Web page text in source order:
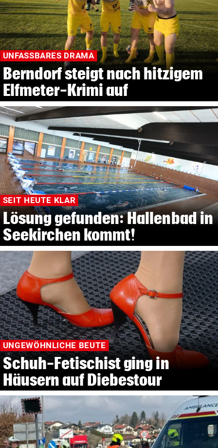
UNFASSBARES DRAMA
Berndorf steigt nach hitzigem
Elfmeter-Krimi auf
SEIT HEUTE KLAR
Lösung gefunden: Hallenbad in
Seekirchen kommt!
UNGEWÖHNLICHE BEUTE
Schuh-Fetischist ging in
Häusern auf Diebestour